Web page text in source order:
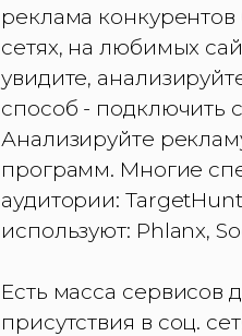
реклама конкурентов
сетях, на любимых
увидите,
способ - подключить
Анализируйте
программ. Многие
аудитории:
используют: Phlanx,
Есть масса сервисов
присутствия в соц.